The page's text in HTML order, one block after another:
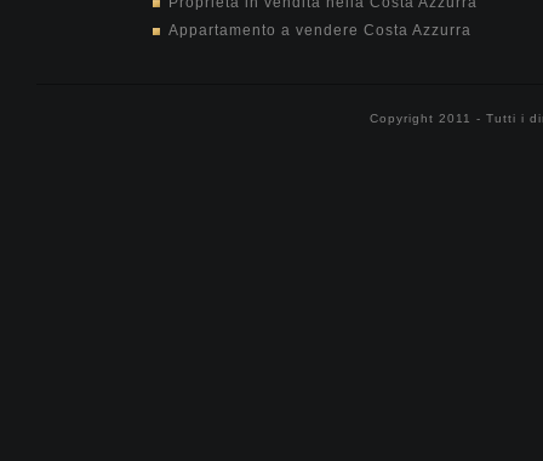
Appartamento a vendere Costa Azzurra
Copyright 2011 - Tutti i